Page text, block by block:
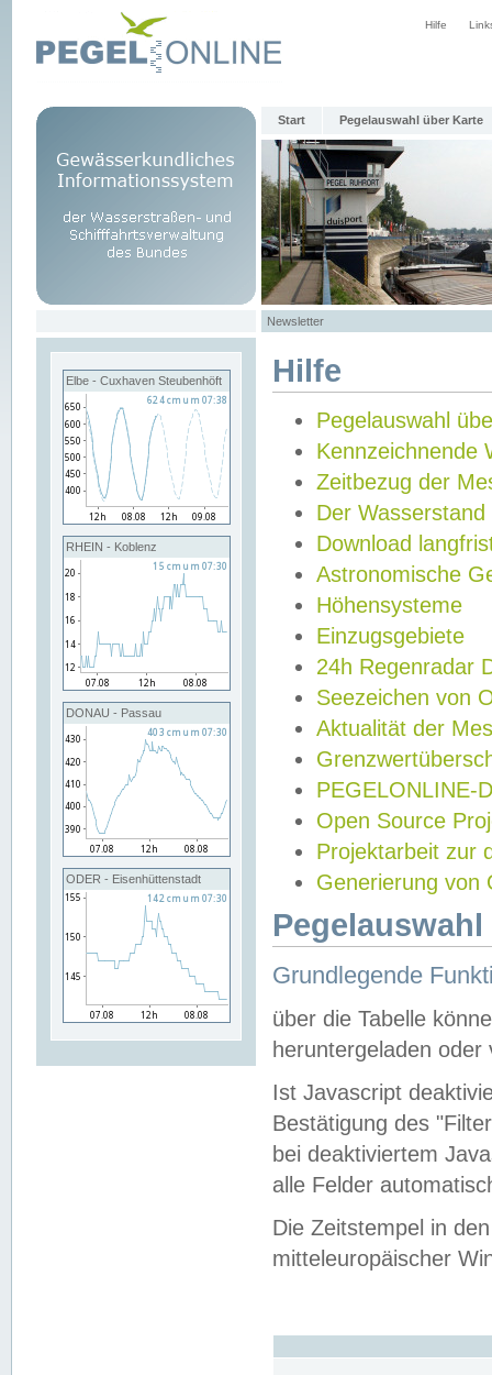
Hilfe
Start Pegelauswahl über Karte
Newsletter
Elbe - Cuxhaven Steubenhöft
RHEIN - Koblenz
DONAU - Passau
ODER - Eisenhüttenstadt
Hilfe
Pegelauswahl
Kennzeichnende
Zeitbezug der
Der Wasserstand
Download
Astronomische
Höhensysteme
Einzugsgebiete
24h Regenradar
Seezeichen von
Aktualität der
PEGELONLINE-
Open Source
Projektarbeit zur
Generierung von
Grundlegende
über die Tabelle
heruntergeladen oder
Ist Javascript
Bestätigung des
bei deaktiviertem
alle Felder
Die Zeitstempel in
mitteleuropäischer